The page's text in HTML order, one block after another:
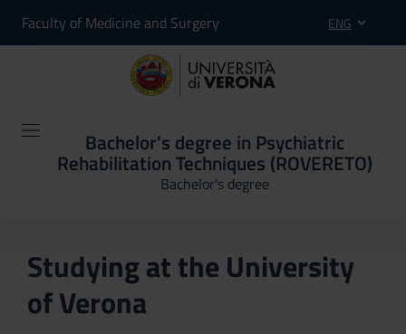
Faculty of Medicine and Surgery ENG
Bachelor's degree in Psychiatric
Rehabilitation Techniques (ROVERETO)
Bachelor's degree
Studying at the University
of Verona